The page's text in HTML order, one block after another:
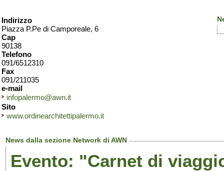
Indirizzo
Piazza P.Pe di Camporeale, 6
Cap
90138
Telefono
091/6512310
Fax
091/211035
e-mail
infopalermo@awn.it
Sito
www.ordinearchitettipalermo.it
News dalla sezione Network di AWN
Evento: "Carnet di